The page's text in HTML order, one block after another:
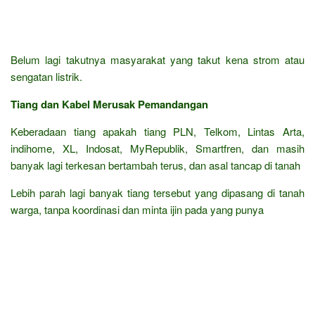
Belum lagi takutnya masyarakat yang takut kena strom atau
sengatan listrik.
Tiang dan Kabel Merusak Pemandangan
Keberadaan tiang apakah tiang PLN, Telkom, Lintas Arta,
indihome, XL, Indosat, MyRepublik, Smartfren, dan masih
banyak lagi terkesan bertambah terus, dan asal tancap di tanah
Lebih parah lagi banyak tiang tersebut yang dipasang di tanah
warga, tanpa koordinasi dan minta ijin pada yang punya